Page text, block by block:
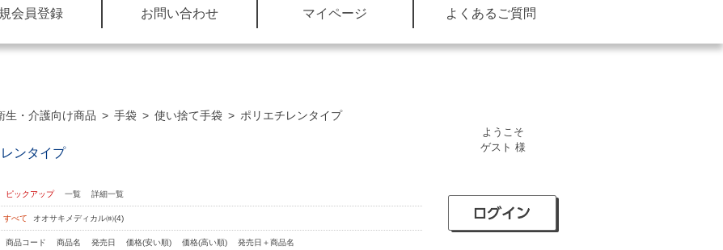
会員登録 お問い合わせ マイページ よくあるご質問
生・介護向け商品 > 手袋 > 使い捨て手袋 > ポリエチレンタイプ
ンタイプ
ピックアップ 一覧 詳細一覧
すべて オオサキメディカル㈱(4)
商品コード 商品名 発売日 価格(安い順) 価格(高い順) 発売日＋商品名
ようこそ
ゲスト 様